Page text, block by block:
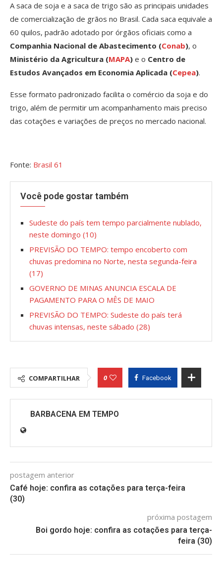
A saca de soja e a saca de trigo são as principais unidades
de comercialização de grãos no Brasil. Cada saca equivale a
60 quilos, padrão adotado por órgãos oficiais como a
Companhia Nacional de Abastecimento (Conab), o
Ministério da Agricultura (MAPA) e o Centro de
Estudos Avançados em Economia Aplicada (Cepea).
Esse formato padronizado facilita o comércio da soja e do
trigo, além de permitir um acompanhamento mais preciso
das cotações e variações de preços no mercado nacional.
Fonte: Brasil 61
Você pode gostar também
Sudeste do país tem tempo parcialmente nublado,
neste domingo (10)
PREVISÃO DO TEMPO: tempo encoberto com
chuvas predomina no Norte, nesta segunda-feira
(17)
GOVERNO DE MINAS ANUNCIA ESCALA DE
PAGAMENTO PARA O MÊS DE MAIO
PREVISÃO DO TEMPO: Sudeste do país terá
chuvas intensas, neste sábado (28)
COMPARTILHAR 0 Facebook
BARBACENA EM TEMPO
postagem anterior
Café hoje: confira as cotações para terça-feira
(30)
próxima postagem
Boi gordo hoje: confira as cotações para terça-
feira (30)